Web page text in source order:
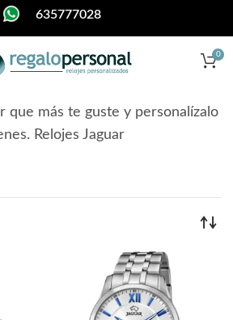
635777028
0
que más te guste y personalízalo
Relojes Jaguar